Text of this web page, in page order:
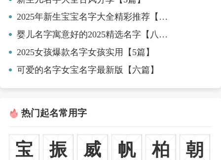
2025年新生宝宝名字大全精彩推荐【四篇】
婴儿名字寓意好的2025精选名字【八篇】
2025女孩爆款名字女孩实用【5篇】
可爱的名字女宝名字最新版【六篇】
热门起名常用字
宝 振 威 帆 柏
朝